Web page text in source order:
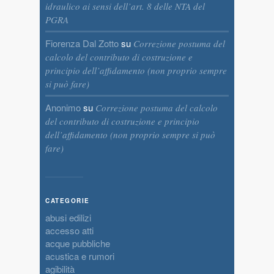
idraulico ai sensi dell’art. 8 delle NTA del
PGRA
Fiorenza Dal Zottosu Correzione postuma del
calcolo del contributo di costruzione e
principio dell’affidamento (non proprio sempre
si può fare)
Anonimosu Correzione postuma del calcolo
del contributo di costruzione e principio
dell’affidamento (non proprio sempre si può
fare)
CATEGORIE
abusi edilizi
accesso atti
acque pubbliche
acustica e rumori
agibilità